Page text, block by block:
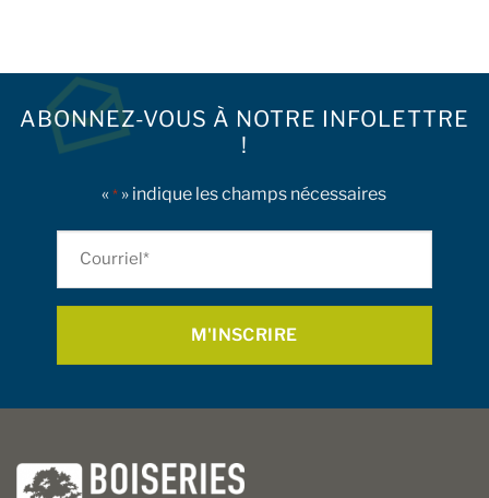
Les
options
peuvent
produit
ABONNEZ-VOUS À NOTRE INFOLETTRE
!
«* » indique les champs nécessaires